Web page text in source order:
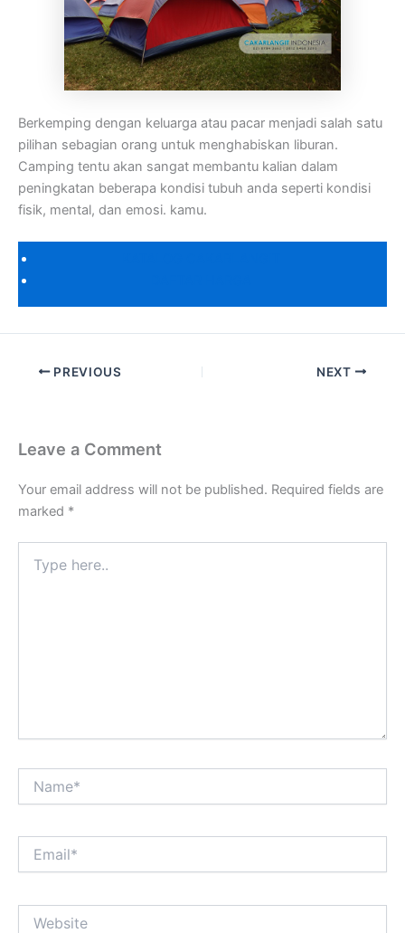
Berkemping dengan keluarga atau pacar menjadi salah satu
pilihan sebagian orang untuk menghabiskan liburan.
Camping tentu akan sangat membantu kalian dalam
peningkatan beberapa kondisi tubuh anda seperti kondisi
fisik, mental, dan emosi. kamu.
PREVIOUS NEXT
Leave a Comment
Your email address will not be published. Required fields are
marked *
here..